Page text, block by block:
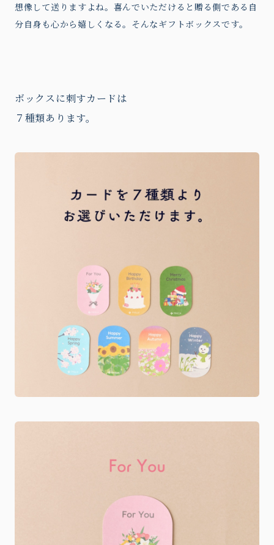
想像して送りますよね。喜んでいただけると贈る側である自
分自身も心から嬉しくなる。そんなギフトボックスです。
ボックスに刺すカードは
７種類あります。